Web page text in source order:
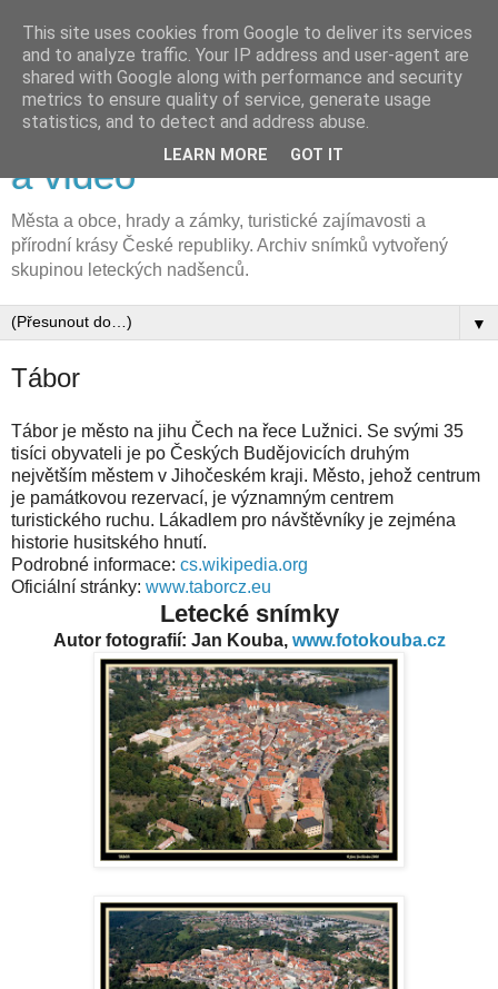
FLyFOTO letecká fotografie
a video
Města a obce, hrady a zámky, turistické zajímavosti a
přírodní krásy České republiky. Archiv snímků vytvořený
skupinou leteckých nadšenců.
▼
Tábor
Tábor je město na jihu Čech na řece Lužnici. Se svými 35
tisíci obyvateli je po Českých Budějovicích druhým
největším městem v Jihočeském kraji. Město, jehož centrum
je památkovou rezervací, je významným centrem
turistického ruchu. Lákadlem pro návštěvníky je zejména
historie husitského hnutí.
Podrobné informace: cs.wikipedia.org
Oficiální stránky: www.taborcz.eu
Letecké snímky
Autor fotografií: Jan Kouba, www.fotokouba.cz
This site uses cookies from Google to deliver its services
and to analyze traffic. Your IP address and user-agent are
shared with Google along with performance and security
metrics to ensure quality of service, generate usage
statistics, and to detect and address abuse.
LEARN MORE GOT IT